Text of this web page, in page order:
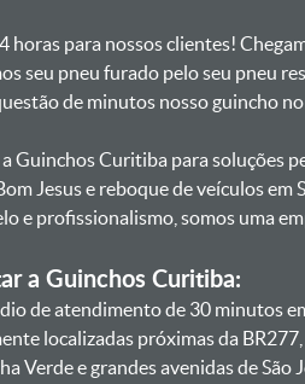
horas para nossos clientes!
seu pneu furado pelo seu pneu
de minutos nosso guincho
Guinchos Curitiba para soluções
Jesus e reboque de veículos
e profissionalismo, somos uma
a Guinchos Curitiba:
de atendimento de 30 minutos
localizadas próximas da
Verde e grandes avenidas de São